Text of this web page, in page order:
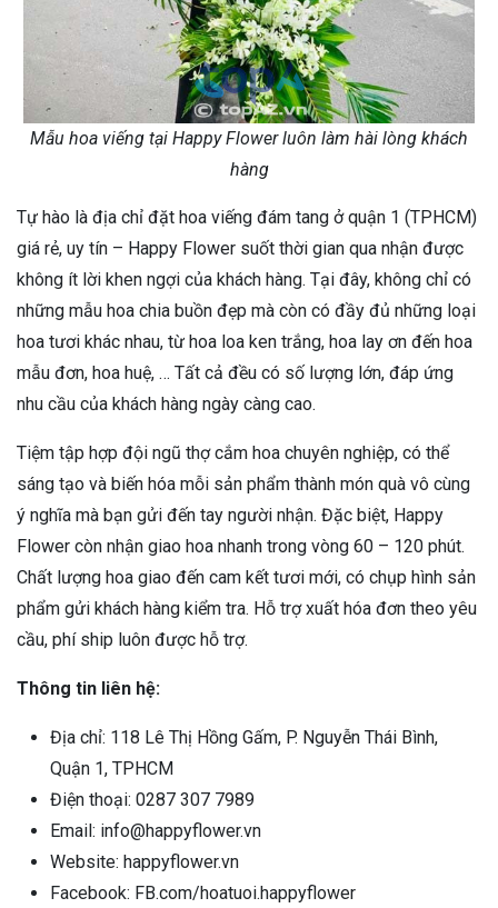
Mẫu hoa viếng tại Happy Flower luôn làm hài lòng khách
hàng
Tự hào là địa chỉ đặt hoa viếng đám tang ở quận 1 (TPHCM)
giá rẻ, uy tín – Happy Flower suốt thời gian qua nhận được
không ít lời khen ngợi của khách hàng. Tại đây, không chỉ có
những mẫu hoa chia buồn đẹp mà còn có đầy đủ những loại
hoa tươi khác nhau, từ hoa loa ken trắng, hoa lay ơn đến hoa
mẫu đơn, hoa huệ, … Tất cả đều có số lượng lớn, đáp ứng
nhu cầu của khách hàng ngày càng cao.
Tiệm tập hợp đội ngũ thợ cắm hoa chuyên nghiệp, có thể
sáng tạo và biến hóa mỗi sản phẩm thành món quà vô cùng
ý nghĩa mà bạn gửi đến tay người nhận. Đặc biệt, Happy
Flower còn nhận giao hoa nhanh trong vòng 60 – 120 phút.
Chất lượng hoa giao đến cam kết tươi mới, có chụp hình sản
phẩm gửi khách hàng kiểm tra. Hỗ trợ xuất hóa đơn theo yêu
cầu, phí ship luôn được hỗ trợ.
Thông tin liên hệ:
Địa chỉ: 118 Lê Thị Hồng Gấm, P. Nguyễn Thái Bình,
Quận 1, TPHCM
Điện thoại: 0287 307 7989
Email: info@happyflower.vn
Website: happyflower.vn
Facebook: FB.com/hoatuoi.happyflower